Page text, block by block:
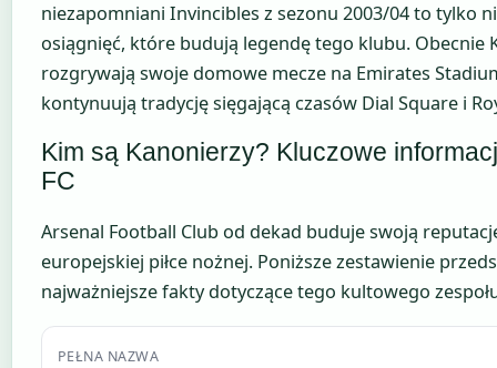
niezapomniani Invincibles z sezonu 2003/04 to tylko
osiągnięć, które budują legendę tego klubu. Obecnie
rozgrywają swoje domowe mecze na Emirates
kontynuują tradycję sięgającą czasów Dial Square i
Kim są Kanonierzy? Kluczowe
FC
Arsenal Football Club od dekad buduje swoją
europejskiej piłce nożnej. Poniższe zestawienie
najważniejsze fakty dotyczące tego kultowego
PEŁNA NAZWA